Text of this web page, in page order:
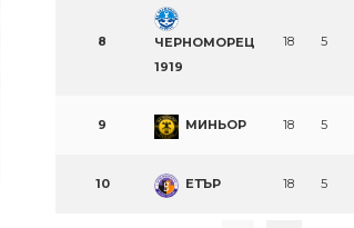
8
ЧЕРНОМОРЕЦ
1919
18 5
9 МИНЬОР 18 5
10 ЕТЪР 18 5